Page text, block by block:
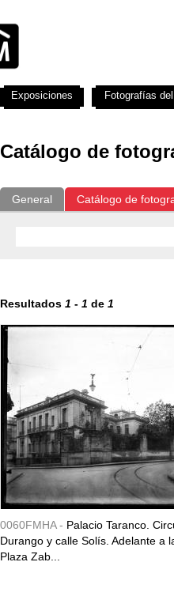
Catálogo de
General Catálogo de
Resultados 1 - 1 de 1
0060FMHA - Palacio Taranco.
Durango y calle Solís. Adelante a
Plaza Zab...
Exposiciones Fotografías